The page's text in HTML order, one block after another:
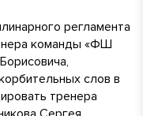
регламента
команды «ФШ
слов в
тренера